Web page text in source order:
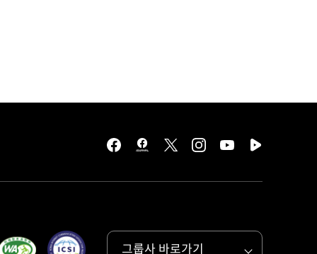
facebook
hmg
facebook
twitterinstagramyoutubenaver
그룹사 바로가기